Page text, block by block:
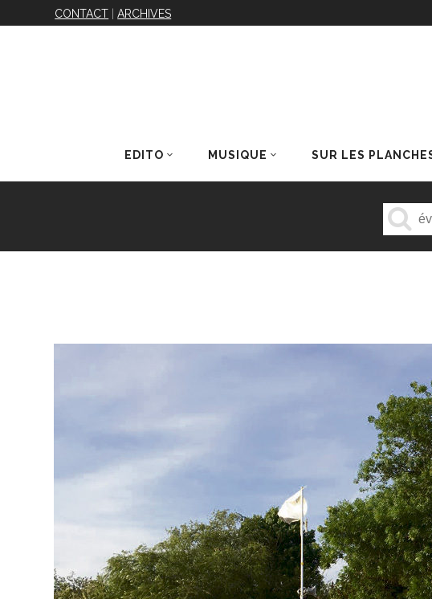
CONTACT |ARCHIVES
EDITO MUSIQUE SUR LES